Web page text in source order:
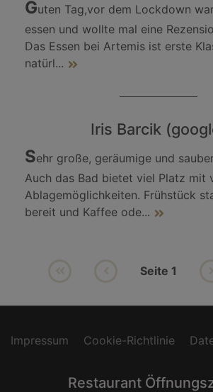
Guten Tag,vor dem Lockdown
essen und wollte mal eine
Das Essen bei Artemis ist erste
natürl...
Iris Barcik
Sehr große, geräumige und
Auch das Bad bietet viel Platz mit
Ablagemöglichkeiten. Frühstück
bereit und Kaffee ode...
Seite 1
Impressum Cookie-Richtlinie
Restaurant